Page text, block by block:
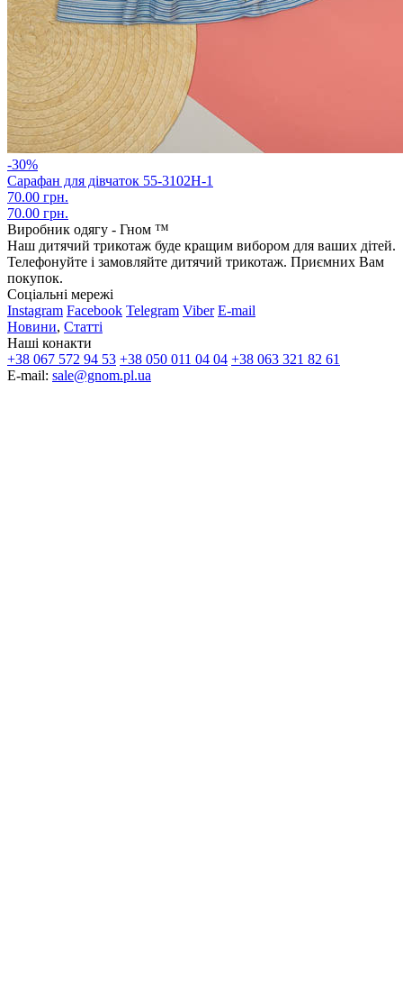
-30%
Сарафан для дівчаток 55-3102Н-1
70.00 грн.
70.00 грн.
Виробник одягу - Гном ™
Наш дитячий трикотаж буде кращим вибором для ваших дітей.
Телефонуйте і замовляйте дитячий трикотаж. Приємних Вам
покупок.
Соціальні мережі
Instagram Facebook Telegram Viber E-mail
Новини, Статті
Наші конакти
+38 067 572 94 53 +38 050 011 04 04 +38 063 321 82 61
E-mail: sale@gnom.pl.ua